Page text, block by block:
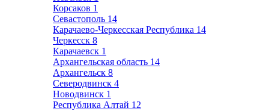
Корсаков 1
Севастополь 14
Карачаево-Черкесская Республика 14
Черкесск 8
Карачаевск 1
Архангельская область 14
Архангельск 8
Северодвинск 4
Новодвинск 1
Республика Алтай 12